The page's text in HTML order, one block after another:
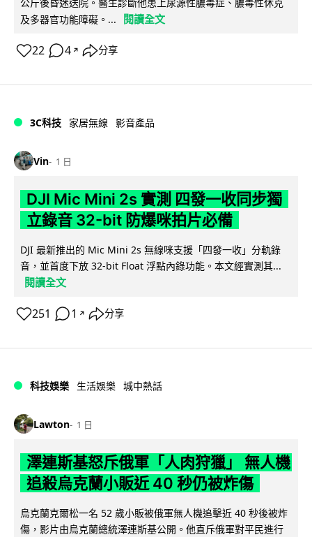
及多器官功能障礙。...
閱讀全文
22 4 ↗ 分享
3C科技 家居無線 影音產品
Vin 1 日
DJI Mic Mini 2s 實測 四發一收同步獨
立錄音 32-bit 防爆咪拍片必備
DJI 最新推出的 Mic Mini 2s 無線咪支援「四發一收」分軌錄
音，並首度下放 32-bit Float 浮點內錄功能。本文經實測其...
閱讀全文
251 1 ↗ 分享
科技娛樂 生活娛樂 城中熱話
Lawton 1 日
澤連斯基怒斥俄軍「人肉狩獵」 無人機
追殺烏克蘭小販近 40 秒仍被炸傷
烏克蘭克爾松一名 52 歲小販被俄軍無人機追擊近 40 秒後被炸
傷，影片由烏克蘭總統澤連斯基公開。他直斥俄軍對平民進行